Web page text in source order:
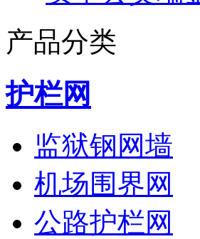
产品分类
护栏网
监狱钢网墙
机场围界网
公路护栏网